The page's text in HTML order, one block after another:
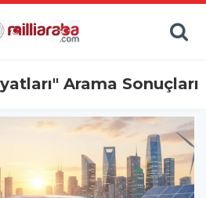
Arama Sonuçları